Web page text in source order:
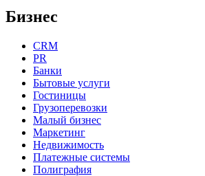
Бизнес
CRM
PR
Банки
Бытовые услуги
Гостиницы
Грузоперевозки
Малый бизнес
Маркетинг
Недвижимость
Платежные системы
Полиграфия